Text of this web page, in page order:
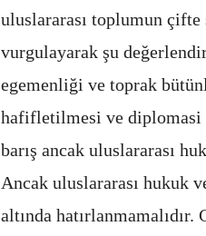
uluslararası toplumun
vurgulayarak şu
egemenliği ve toprak
hafifletilmesi ve diplomasi
barış ancak uluslararası
Ancak uluslararası hukuk
altında hatırlanmamalıdır.